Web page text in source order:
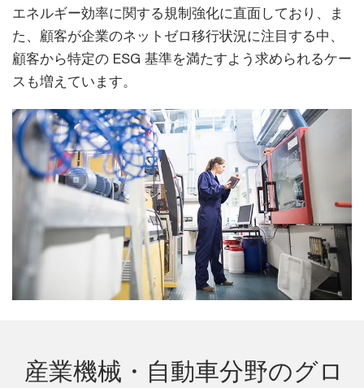
エネルギー効率に関する規制強化に直面しており、ま
た、顧客が企業のネットゼロ移行状況に注目する中、
顧客から特定の ESG 基準を満たすよう求められるケー
スも増えています。
産業機械・自動車分野のグロ